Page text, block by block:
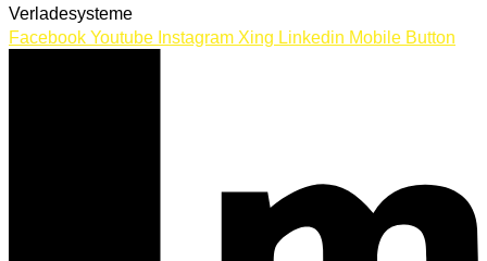
Verladesysteme
Facebook Youtube Instagram Xing Linkedin Mobile Button